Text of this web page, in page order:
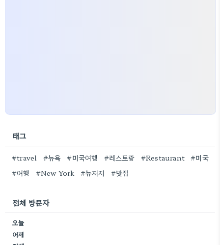
태그
#travel #뉴욕 #미국여행 #레스토랑 #Restaurant
#미국
#여행
#New York #뉴저지 #맛집
전체 방문자
오늘
어제